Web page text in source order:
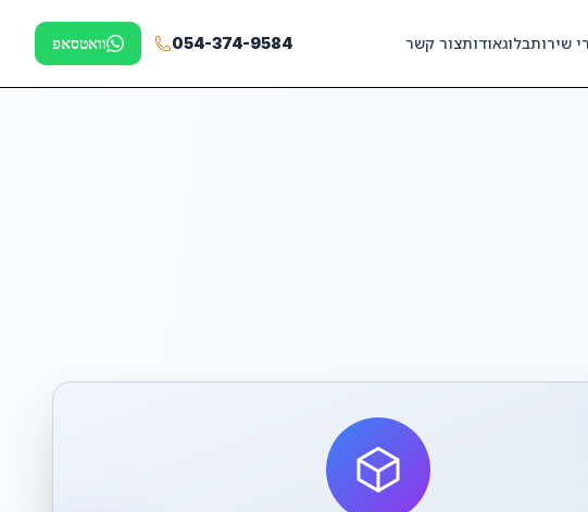
שירותבלוגאודותצור קשר 054-374-9584 וואטסאפ